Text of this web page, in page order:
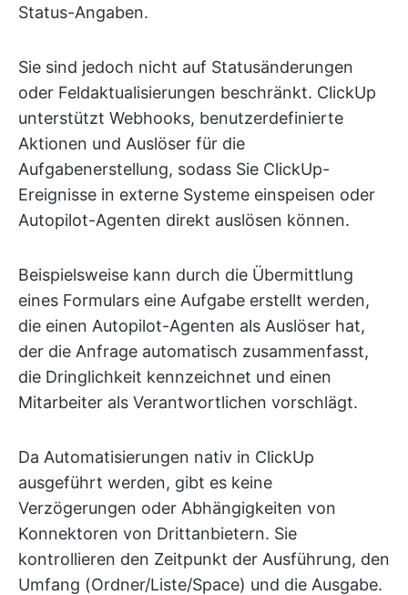
Status-Angaben.
Sie sind jedoch nicht auf Statusänderungen
oder Feldaktualisierungen beschränkt. ClickUp
unterstützt Webhooks, benutzerdefinierte
Aktionen und Auslöser für die
Aufgabenerstellung, sodass Sie ClickUp-
Ereignisse in externe Systeme einspeisen oder
Autopilot-Agenten direkt auslösen können.
Beispielsweise kann durch die Übermittlung
eines Formulars eine Aufgabe erstellt werden,
die einen Autopilot-Agenten als Auslöser hat,
der die Anfrage automatisch zusammenfasst,
die Dringlichkeit kennzeichnet und einen
Mitarbeiter als Verantwortlichen vorschlägt.
Da Automatisierungen nativ in ClickUp
ausgeführt werden, gibt es keine
Verzögerungen oder Abhängigkeiten von
Konnektoren von Drittanbietern. Sie
kontrollieren den Zeitpunkt der Ausführung, den
Umfang (Ordner/Liste/Space) und die Ausgabe.